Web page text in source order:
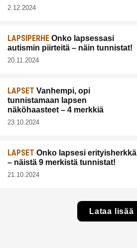
2.12.2024
LAPSIPERHE Onko lapsessasi
autismin piirteitä – näin tunnistat!
20.11.2024
LAPSET Vanhempi, opi
tunnistamaan lapsen
näköhaasteet – 4 merkkiä
23.10.2024
LAPSET Onko lapsesi erityisherkkä
– näistä 9 merkistä tunnistat!
21.10.2024
Lataa lisää